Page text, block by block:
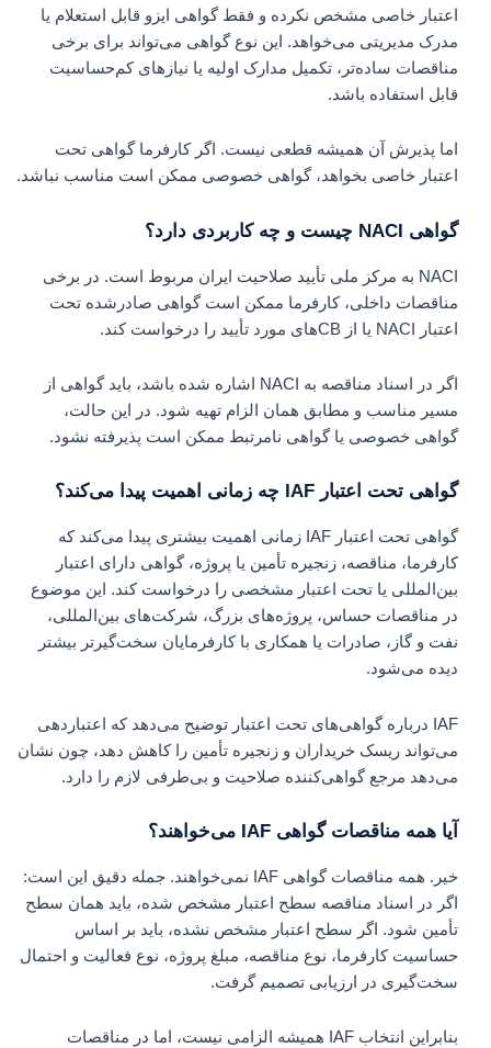
اعتبار خاصی مشخص نکرده و فقط گواهی ایزو قابل استعلام یا
مدرک مدیریتی می‌خواهد. این نوع گواهی می‌تواند برای برخی
مناقصات ساده‌تر، تکمیل مدارک اولیه یا نیازهای کم‌حساسیت
قابل استفاده باشد.
اما پذیرش آن همیشه قطعی نیست. اگر کارفرما گواهی تحت
اعتبار خاصی بخواهد، گواهی خصوصی ممکن است مناسب نباشد.
گواهی NACI چیست و چه کاربردی دارد؟
NACI به مرکز ملی تأیید صلاحیت ایران مربوط است. در برخی
مناقصات داخلی، کارفرما ممکن است گواهی صادرشده تحت
اعتبار NACI یا از CBهای مورد تأیید را درخواست کند.
اگر در اسناد مناقصه به NACI اشاره شده باشد، باید گواهی از
مسیر مناسب و مطابق همان الزام تهیه شود. در این حالت،
گواهی خصوصی یا گواهی نامرتبط ممکن است پذیرفته نشود.
گواهی تحت اعتبار IAF چه زمانی اهمیت پیدا می‌کند؟
گواهی تحت اعتبار IAF زمانی اهمیت بیشتری پیدا می‌کند که
کارفرما، مناقصه، زنجیره تأمین یا پروژه، گواهی دارای اعتبار
بین‌المللی یا تحت اعتبار مشخصی را درخواست کند. این موضوع
در مناقصات حساس، پروژه‌های بزرگ، شرکت‌های بین‌المللی،
نفت و گاز، صادرات یا همکاری با کارفرمایان سخت‌گیرتر بیشتر
دیده می‌شود.
IAF درباره گواهی‌های تحت اعتبار توضیح می‌دهد که اعتباردهی
می‌تواند ریسک خریداران و زنجیره تأمین را کاهش دهد، چون نشان
می‌دهد مرجع گواهی‌کننده صلاحیت و بی‌طرفی لازم را دارد.
آیا همه مناقصات گواهی IAF می‌خواهند؟
خیر. همه مناقصات گواهی IAF نمی‌خواهند. جمله دقیق این است:
اگر در اسناد مناقصه سطح اعتبار مشخص شده، باید همان سطح
تأمین شود. اگر سطح اعتبار مشخص نشده، باید بر اساس
حساسیت کارفرما، نوع مناقصه، مبلغ پروژه، نوع فعالیت و احتمال
سخت‌گیری در ارزیابی تصمیم گرفت.
بنابراین انتخاب IAF همیشه الزامی نیست، اما در مناقصات